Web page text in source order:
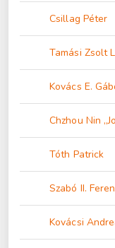
Csillag Péter
Tamási Zsolt
Kovács E.
Chzhou Nin
Tóth Patrick
Szabó II.
Kovácsi